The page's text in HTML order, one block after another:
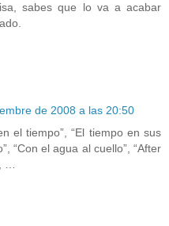
sabes que lo va a acabar
de 2008 a las 20:50
tiempo”, “El tiempo en sus
“Con el agua al cuello”, “After
…